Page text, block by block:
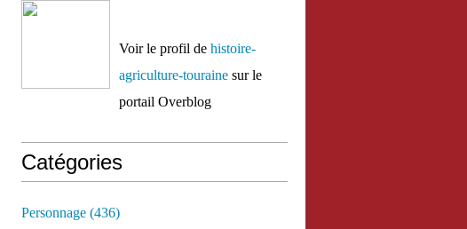
Voir le profil de histoire-
agriculture-touraine sur le
portail Overblog
Catégories
Personnage (436)